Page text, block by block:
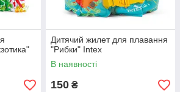
Дитячий жилет для плавання
"Рибки" Intex
В наявності
150 ₴